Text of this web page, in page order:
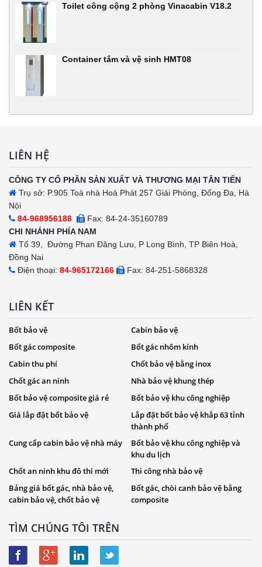
Toilet công cộng 2 phòng Vinacabin V18.2
Container tắm và vệ sinh HMT08
LIÊN HỆ
CÔNG TY CỔ PHẦN SẢN XUẤT VÀ THƯƠNG MẠI TÂN TIẾN
Trụ sở: P.905 Toà nhà Hoà Phát 257 Giải Phóng, Đống Đa, Hà
Nội
84-968956188
Fax: 84-24-35160789
CHI NHÁNH PHÍA NAM
Tổ 39, Đường Phan Đăng Lưu, P Long Bình, TP Biên Hoà,
Đồng Nai
Điện thoại: 84-965172166 Fax: 84-251-5868328
LIÊN KẾT
Bốt bảo vệ
Cabin bảo vệ
Bốt gác composite
Bốt gác nhôm kính
Cabin thu phí
Chốt bảo vệ bằng inox
Chốt gác an ninh
Nhà bảo vệ khung thép
Bốt bảo vệ composite giá rẻ
Bốt bảo vệ khu công nghiệp
Giá lắp đặt bốt bảo vệ
Lắp đặt bốt bảo vệ khắp 63 tỉnh
thành phố
Cung cấp cabin bảo vệ nhà máy Bốt bảo vệ khu công nghiệp và
khu du lịch
Chốt an ninh khu đô thi mới
Thi công nhà bảo vệ
Bảng giá bốt gác, nhà bảo vệ,
cabin bảo vệ, chốt bảo vệ
Bốt gác, chòi canh bảo vệ bằng
composite
TÌM CHÚNG TÔI TRÊN